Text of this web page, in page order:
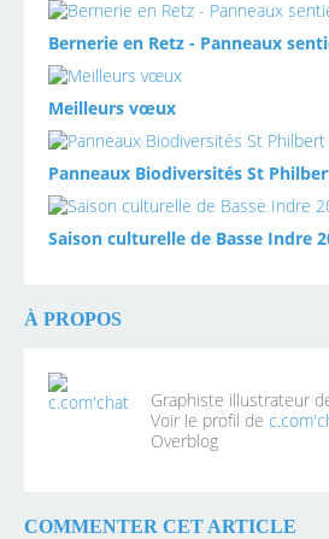
Bernerie en Retz - Panneaux
Meilleurs vœux
Panneaux Biodiversités St
Saison culturelle de Basse Indre
À PROPOS
Graphiste illustrateur
Voir le profil de
Overblog
COMMENTER CET ARTICLE